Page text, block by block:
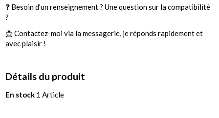
❓ Besoin d’un renseignement ? Une question sur la compatibilité
?
📩 Contactez-moi via la messagerie, je réponds rapidement et
avec plaisir !
Détails du produit
En stock 1 Article